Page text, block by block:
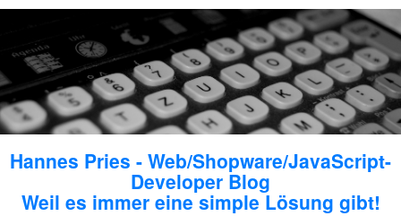
Hannes Pries - Web/Shopware/JavaScript-
Developer Blog
Weil es immer eine simple Lösung gibt!